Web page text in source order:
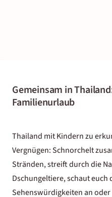
Gemeinsam in
Familienurlaub
Thailand mit Kindern zu
Vergnügen: Schnorchelt
Stränden, streift durch die
Dschungeltiere, schaut
Sehenswürdigkeiten an